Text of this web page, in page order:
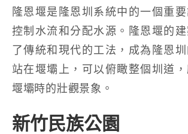
隆恩堰是隆恩圳系統中的一個重
控制水流和分配水源。隆恩堰的
了傳統和現代的工法，成為隆恩圳
站在堰壩上，可以俯瞰整個圳道
堰壩時的壯觀景象。
新竹民族公園